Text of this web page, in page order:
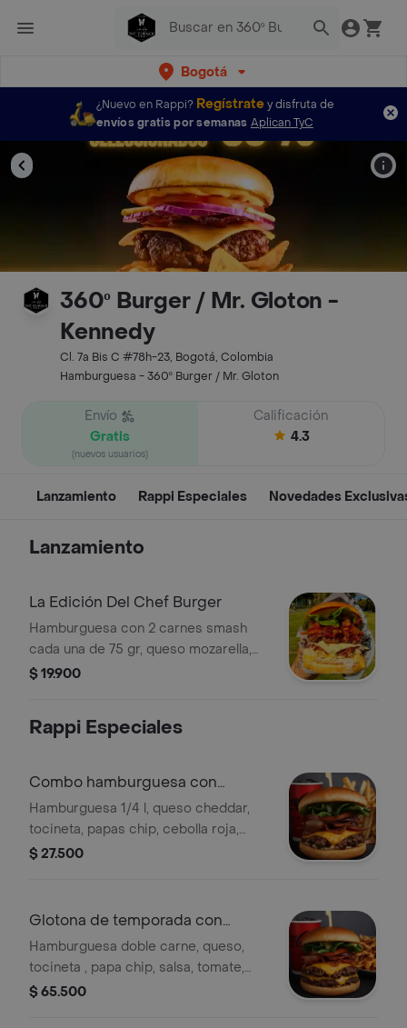
Bogotá
¿Nuevo en Rappi? Regístratey disfruta de
envíos gratis por semanas Aplican TyC
360º Burger / Mr. Gloton -
Kennedy
Cl. 7a Bis C #78h-23, Bogotá, Colombia
Hamburguesa - 360º Burger / Mr. Gloton
Envío
Gratis
(nuevos usuarios)
Calificación
4.3
Lanzamiento Rappi Especiales Novedades
Lanzamiento
La Edición Del Chef Burger
Hamburguesa con 2 carnes smash
cada una de 75 gr, queso mozarella,
30 gr de tomates confitados, cebolla
$ 19.900
Rappi Especiales
Combo hamburguesa con
tocineta
Hamburguesa 1/4 l, queso cheddar,
tocineta, papas chip, cebolla roja,
tomate, lechuga, salsa de la casa ,
$ 27.500
Glotona de temporada con
papas + bebida
Hamburguesa doble carne, queso,
tocineta , papa chip, salsa, tomate,
lechuga y cebolla acompañada de
$ 65.500